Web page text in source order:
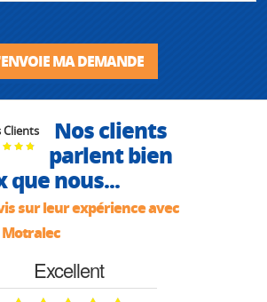
MA DEMANDE
Clients
Nos clients
parlent bien
que nous...
sur leur expérience avec
Motralec
Excellent